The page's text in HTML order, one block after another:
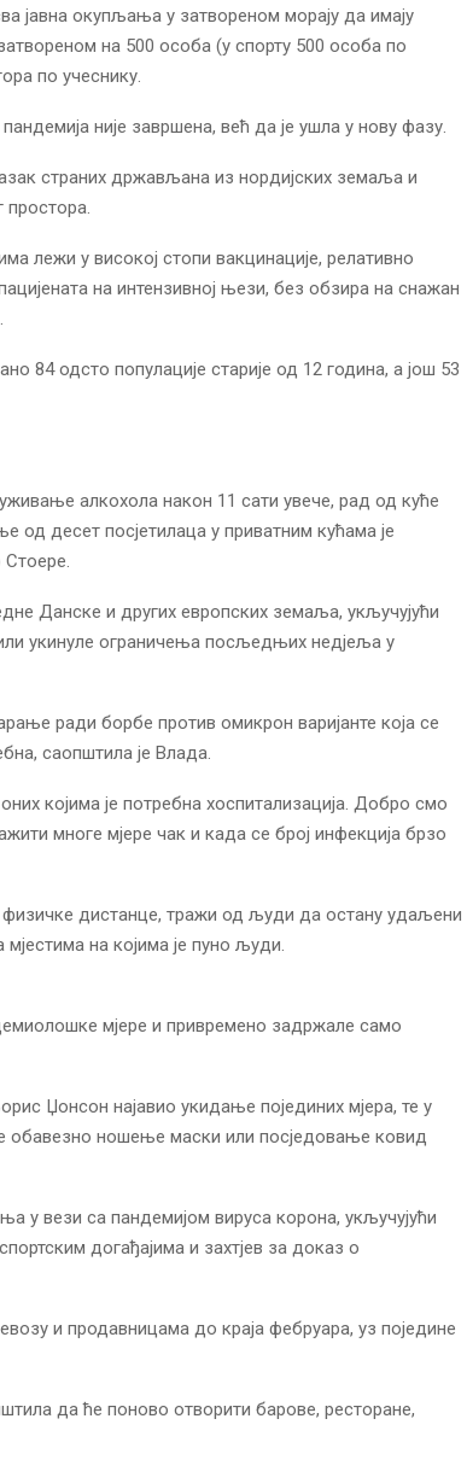
јавна окупљања у затвореном морају да имају
на 500 особа (у спорту 500 особа по
по учеснику.
није завршена, већ да је ушла у нову фазу.
страних држављана из нордијских земаља и
простора.
лежи у високој стопи вакцинације, релативно
на интензивној њези, без обзира на снажан
84 одсто популације старије од 12 година, а још 53
алкохола након 11 сати увече, рад од куће
десет посјетилаца у приватним кућама је
Стоере.
Данске и других европских земаља, укључујући
укинуле ограничења посљедњих недјеља у
ради борбе против омикрон варијанте која се
саопштила је Влада.
којима је потребна хоспитализација. Добро смо
многе мјере чак и када се број инфекција брзо
дистанце, тражи од људи да остану удаљени
на којима је пуно људи.
мјере и привремено задржале само
Џонсон најавио укидање појединих мјера, те у
обавезно ношење маски или посједовање ковид
у вези са пандемијом вируса корона, укључујући
догађајима и захтјев за доказ о
и продавницама до краја фебруара, уз поједине
да ће поново отворити барове, ресторане,